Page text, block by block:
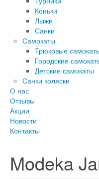
Коньки
Лыжи
Санки
Самокаты
Трюковые
Городские
Детские самокаты
Санки коляски
О нас
Отзывы
Акции
Новости
Контакты
Modeka